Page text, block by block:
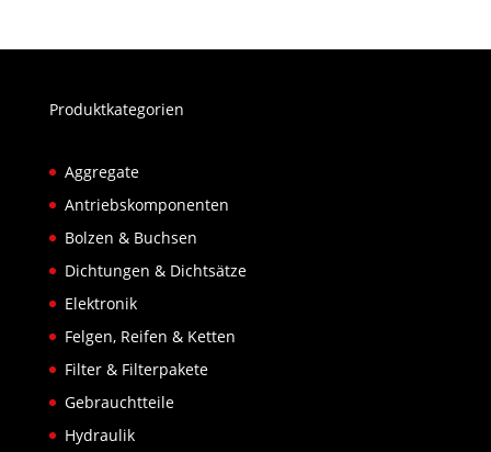
Produktkategorien
Aggregate
Antriebskomponenten
Bolzen & Buchsen
Dichtungen & Dichtsätze
Elektronik
Felgen, Reifen & Ketten
Filter & Filterpakete
Gebrauchtteile
Hydraulik